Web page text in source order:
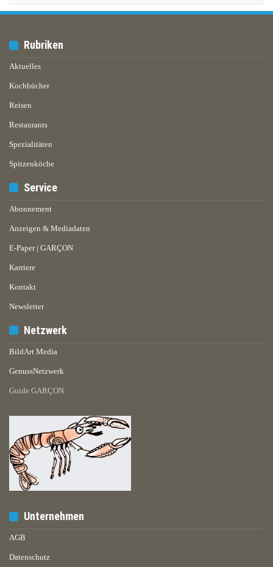
Rubriken
Aktuelles
Kochbücher
Reisen
Restaurants
Spezialitäten
Spitzenköche
Service
Abonnement
Anzeigen & Mediadaten
E-Paper | GARÇON
Karriere
Kontakt
Newsletter
Netzwerk
BildArt Media
GenussNetzwerk
Guide GARÇON
Unternehmen
AGB
Datenschutz